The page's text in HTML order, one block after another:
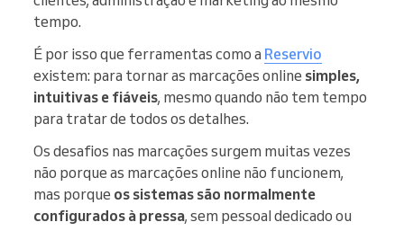
tempo.
É por isso que ferramentas como a Reservio
existem: para tornar as marcações online simples,
intuitivas e fiáveis, mesmo quando não tem tempo
para tratar de todos os detalhes.
Os desafios nas marcações surgem muitas vezes
não porque as marcações online não funcionem,
mas porque os sistemas são normalmente
configurados à pressa, sem pessoal dedicado ou